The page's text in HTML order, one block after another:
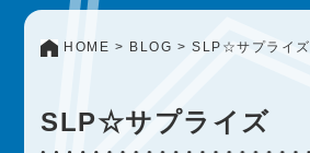
HOME BLOG SLP☆サプライズ
SLP☆サプライズ